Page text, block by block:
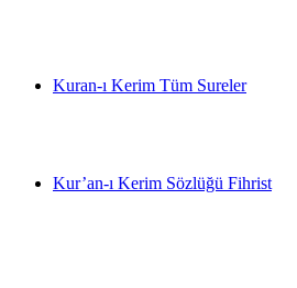
Kuran-ı Kerim Tüm Sureler
Kur’an-ı Kerim Sözlüğü Fihrist